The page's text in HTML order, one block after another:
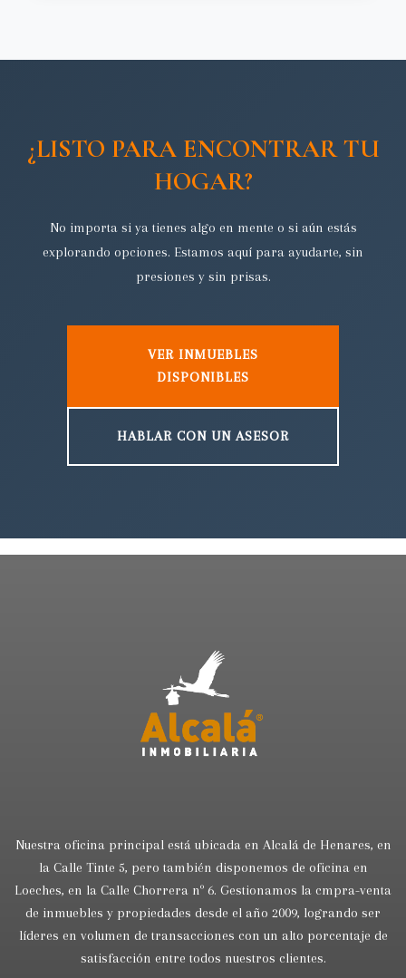
¿LISTO PARA ENCONTRAR TU
HOGAR?
No importa si ya tienes algo en mente o si aún estás
explorando opciones. Estamos aquí para ayudarte, sin
presiones y sin prisas.
VER INMUEBLES
DISPONIBLES
HABLAR CON UN ASESOR
Nuestra oficina principal está ubicada en Alcalá de Henares, en
la Calle Tinte 5, pero también disponemos de oficina en
Loeches, en la Calle Chorrera nº 6. Gestionamos la cmpra-venta
de inmuebles y propiedades desde el año 2009, logrando ser
líderes en volumen de transacciones con un alto porcentaje de
satisfacción entre todos nuestros clientes.